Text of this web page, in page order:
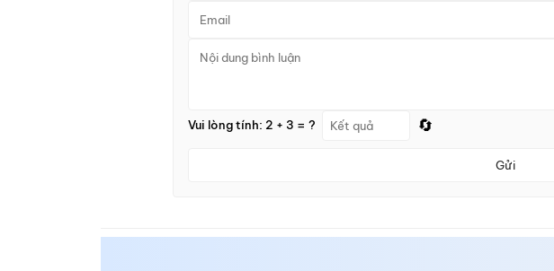
Vui lòng tính: 2 + 3 = ? 🔄
Gửi